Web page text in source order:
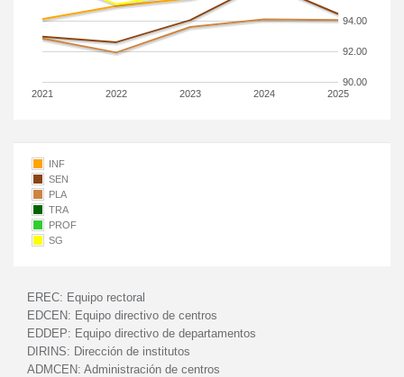
2021 2022 2023 2024 2025
90.00
92.00
94.00
INF
SEN
PLA
TRA
PROF
SG
EREC: Equipo rectoral
EDCEN: Equipo directivo de centros
EDDEP: Equipo directivo de departamentos
DIRINS: Dirección de institutos
ADMCEN: Administración de centros